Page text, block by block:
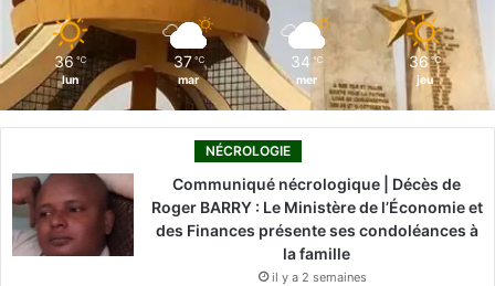
36 ℃
lun
37 ℃
mar
34 ℃
mer
36 ℃
jeu
NÉCROLOGIE
Communiqué nécrologique | Décès de
Roger BARRY : Le Ministère de l’Économie et
des Finances présente ses condoléances à
la famille
il y a 2 semaines